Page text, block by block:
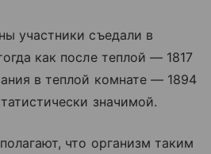
участники съедали в
как после теплой — 1817
в теплой комнате — 1894
значимой.
что организм таким